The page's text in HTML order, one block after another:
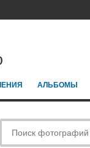
АЛЬБОМЫ